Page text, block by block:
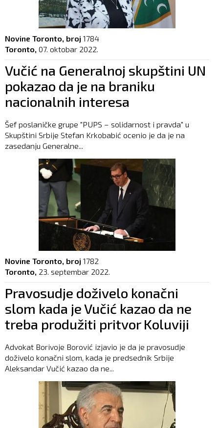
Novine Toronto, broj 1784
Toronto, 07. oktobar 2022.
Vučić na Generalnoj skupštini UN
pokazao da je na braniku
nacionalnih interesa
Šef poslaničke grupe "PUPS – solidarnost i pravda" u
Skupštini Srbije Stefan Krkobabić ocenio je da je na
zasedanju Generalne...
Novine Toronto, broj 1782
Toronto, 23. septembar 2022.
Pravosudje doživelo konačni
slom kada je Vučić kazao da ne
treba produžiti pritvor Koluviji
Advokat Borivoje Borović izjavio je da je pravosudje
doživelo konačni slom, kada je predsednik Srbije
Aleksandar Vučić kazao da ne...